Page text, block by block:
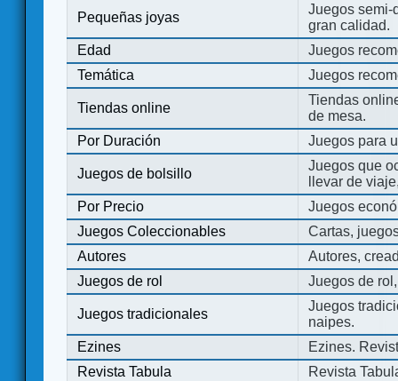
Pequeñas joyas
Juegos semi-
gran calidad.
Edad
Juegos
Temática
Juegos
Tiendas online
Tiendas
de mesa.
Por Duración
Juegos para
Juegos de bolsillo
Juegos que
llevar de
Por Precio
Juegos
Juegos Coleccionables
Cartas,
Autores
Autores,
Juegos de rol
Juegos de
Juegos tradicionales
Juegos
naipes.
Ezines
Ezines.
Revista Tabula
Revista